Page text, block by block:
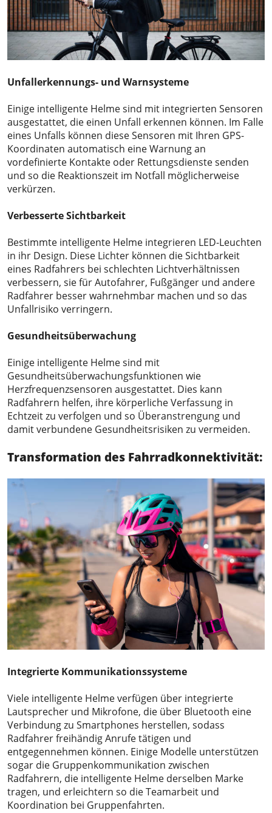
Unfallerkennungs- und Warnsysteme
Einige intelligente Helme sind mit integrierten Sensoren
ausgestattet, die einen Unfall erkennen können. Im Falle
eines Unfalls können diese Sensoren mit Ihren GPS-
Koordinaten automatisch eine Warnung an
vordefinierte Kontakte oder Rettungsdienste senden
und so die Reaktionszeit im Notfall möglicherweise
verkürzen.
Verbesserte Sichtbarkeit
Bestimmte intelligente Helme integrieren LED-Leuchten
in ihr Design. Diese Lichter können die Sichtbarkeit
eines Radfahrers bei schlechten Lichtverhältnissen
verbessern, sie für Autofahrer, Fußgänger und andere
Radfahrer besser wahrnehmbar machen und so das
Unfallrisiko verringern.
Gesundheitsüberwachung
Einige intelligente Helme sind mit
Gesundheitsüberwachungsfunktionen wie
Herzfrequenzsensoren ausgestattet. Dies kann
Radfahrern helfen, ihre körperliche Verfassung in
Echtzeit zu verfolgen und so Überanstrengung und
damit verbundene Gesundheitsrisiken zu vermeiden.
Transformation des Fahrradkonnektivität:
Integrierte Kommunikationssysteme
Viele intelligente Helme verfügen über integrierte
Lautsprecher und Mikrofone, die über Bluetooth eine
Verbindung zu Smartphones herstellen, sodass
Radfahrer freihändig Anrufe tätigen und
entgegennehmen können. Einige Modelle unterstützen
sogar die Gruppenkommunikation zwischen
Radfahrern, die intelligente Helme derselben Marke
tragen, und erleichtern so die Teamarbeit und
Koordination bei Gruppenfahrten.